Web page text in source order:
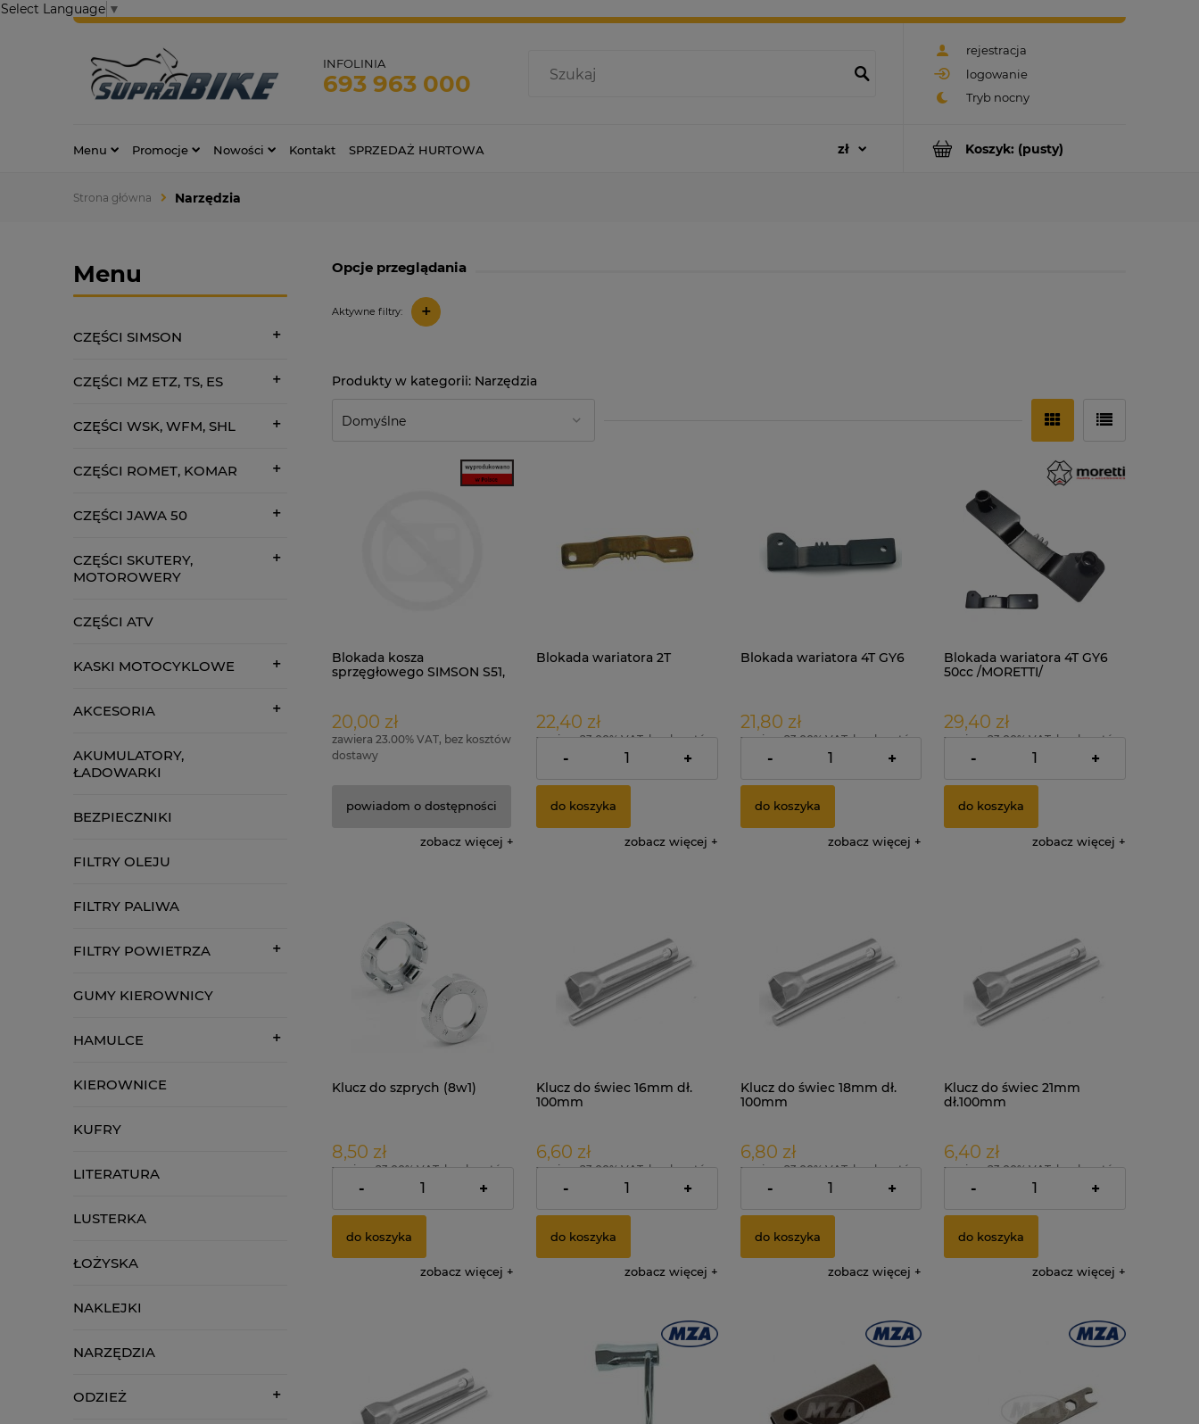
Select Language ▼
rejestracja
logowanie
INFOLINIA
693 963 000
Koszyk: (pusty)
Menu Promocje Nowości Kontakt SPRZEDAŻ HURTOWA
Strona główna Narzędzia
Menu
CZĘŚCI SIMSON
CZĘŚCI MZ ETZ, TS, ES
CZĘŚCI WSK, WFM, SHL
CZĘŚCI ROMET, KOMAR
CZĘŚCI JAWA 50
CZĘŚCI SKUTERY,
MOTOROWERY
CZĘŚCI ATV
KASKI MOTOCYKLOWE
AKCESORIA
AKUMULATORY,
ŁADOWARKI
BEZPIECZNIKI
FILTRY OLEJU
FILTRY PALIWA
FILTRY POWIETRZA
GUMY KIEROWNICY
HAMULCE
KIEROWNICE
KUFRY
LITERATURA
LUSTERKA
ŁOŻYSKA
NAKLEJKI
NARZĘDZIA
ODZIEŻ
Opcje przeglądania
Aktywne filtry: +
Narzędzia
Blokada kosza
sprzęgłowego SIMSON S51,
20,00 zł
zawiera 23.00% VAT, bez kosztów
dostawy
powiadom o dostępności
zobacz więcej
Blokada wariatora 2T
22,40 zł
zawiera 23.00% VAT, bez kosztów
- +
do koszyka
zobacz więcej
Blokada wariatora 4T GY6
21,80 zł
zawiera 23.00% VAT, bez kosztów
- +
do koszyka
zobacz więcej
Blokada wariatora 4T GY6
50cc /MORETTI/
29,40 zł
zawiera 23.00% VAT, bez kosztów
- +
do koszyka
zobacz więcej
Klucz do szprych (8w1)
8,50 zł
zawiera 23.00% VAT, bez kosztów
dostawy
- +
do koszyka
zobacz więcej
Klucz do świec 16mm dł.
100mm
6,60 zł
zawiera 23.00% VAT, bez kosztów
dostawy
- +
do koszyka
zobacz więcej
Klucz do świec 18mm dł.
100mm
6,80 zł
zawiera 23.00% VAT, bez kosztów
dostawy
- +
do koszyka
zobacz więcej
Klucz do świec 21mm
dł.100mm
6,40 zł
zawiera 23.00% VAT, bez kosztów
dostawy
- +
do koszyka
zobacz więcej